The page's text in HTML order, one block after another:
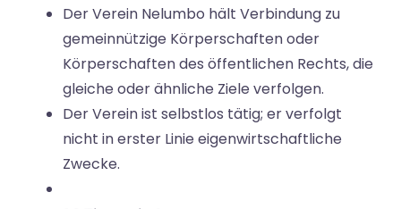
Der Verein Nelumbo hält Verbindung zu
gemeinnützige Körperschaften oder
Körperschaften des öffentlichen Rechts, die
gleiche oder ähnliche Ziele verfolgen.
Der Verein ist selbstlos tätig; er verfolgt
nicht in erster Linie eigenwirtschaftliche
Zwecke.